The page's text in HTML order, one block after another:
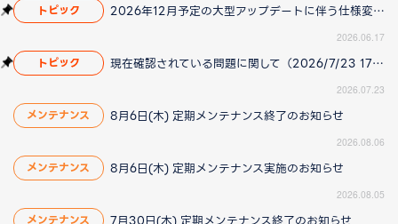
トピック 2026年12月予定の大型アップデートに伴う仕様変更のお知らせ
2026.06.17
トピック 現在確認されている問題に関して（2026/7/23 17:00更新）
2026.07.23
メンテナンス 8月6日(木) 定期メンテナンス終了のお知らせ
2026.08.06
メンテナンス 8月6日(木) 定期メンテナンス実施のお知らせ
2026.08.05
メンテナンス